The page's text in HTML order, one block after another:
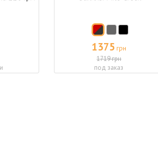
1375 грн
1719 грн
под заказ